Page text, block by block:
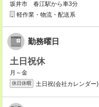
坂井市 春江駅から車3分
軽作業・物流・配送系
勤務曜日
土日祝休
月～金
休日休暇 土日祝(会社カレンダー)